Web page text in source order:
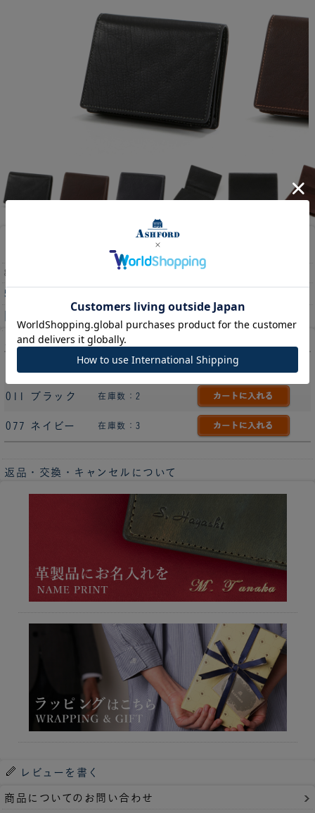
ディープ 名刺入れ ［8583］
8583
5,500円
カラー
011 ブラック 在庫数：2
077 ネイビー 在庫数：3
返品・交換・キャンセルについて
レビューを書く
商品についてのお問い合わせ